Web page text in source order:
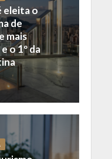
eleita o
de
mais
o 1º da